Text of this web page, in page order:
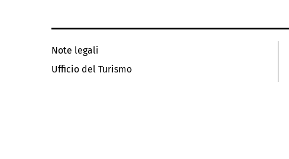
Note legali
Ufficio del Turismo